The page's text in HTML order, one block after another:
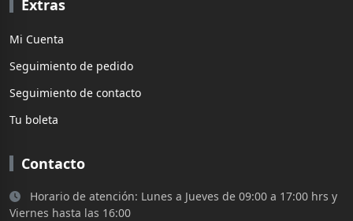
Extras
Mi Cuenta
Seguimiento de pedido
Seguimiento de contacto
Tu boleta
Contacto
Horario de atención: Lunes a Jueves de 09:00 a 17:00 hrs y
Viernes hasta las 16:00